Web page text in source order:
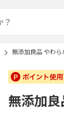
無添加良品 やわ
無添加